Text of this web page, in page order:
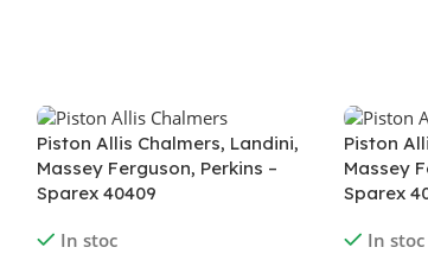
Piston Allis Chalmers, Landini,
Massey Ferguson, Perkins –
Sparex 40409
In stoc
Piston
Massey
Sparex
In stoc